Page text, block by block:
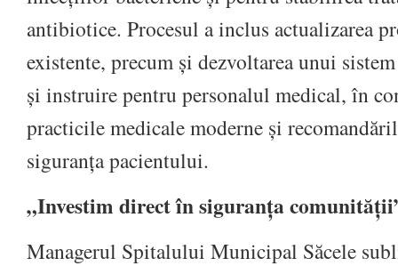
antibiotice. Procesul a inclus actualizarea
existente, precum și dezvoltarea unui
și instruire pentru personalul medical, în
practicile medicale moderne și
siguranța pacientului.
„Investim direct în siguranța
Managerul Spitalului Municipal Săcele